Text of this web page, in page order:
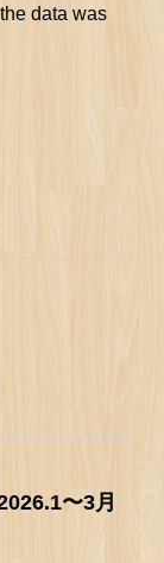
data was
〜3月